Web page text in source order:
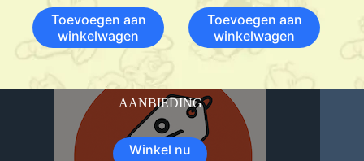
Toevoegen aan
winkelwagen
Toevoegen aan
winkelwagen
AANBIEDING
Winkel nu